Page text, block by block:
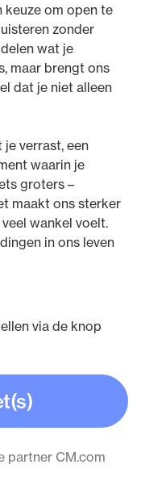
keuze om open te
zonder
wat je
maar brengt ons
dat je niet alleen
verrast, een
waarin je
groters –
maakt ons sterker
wankel voelt.
in ons leven
via de knop
partner CM.com